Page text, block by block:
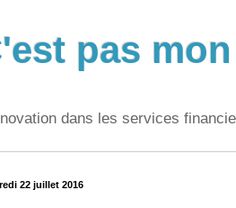
pas
dans les services
22 juillet 2016